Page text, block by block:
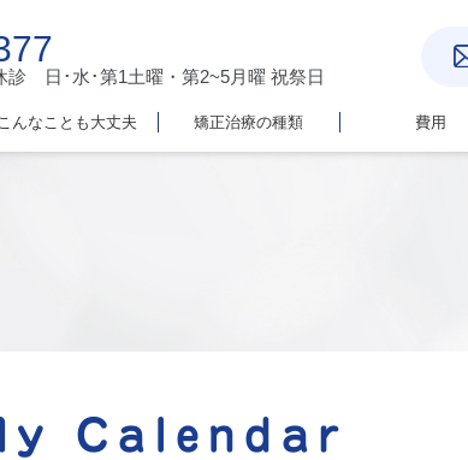
診 日･水･第1土曜・第2~5月曜 祝祭日
んなことも大丈夫 矯正治療の種類 費用
Calendar